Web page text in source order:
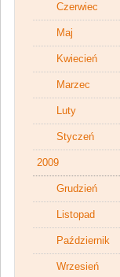
Czerwiec
Maj
Kwiecień
Marzec
Luty
Styczeń
2009
Grudzień
Listopad
Październik
Wrzesień